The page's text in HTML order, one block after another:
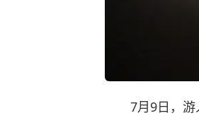
7月9日，游